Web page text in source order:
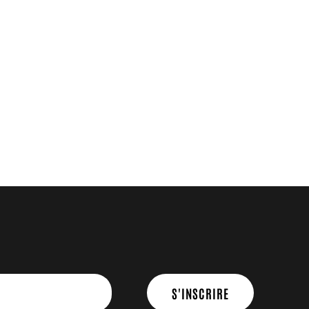
S'INSCRIRE